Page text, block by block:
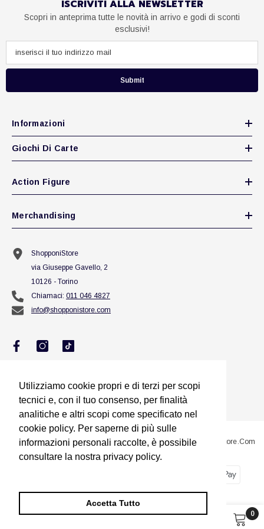
Utilizziamo cookie propri e di terzi per scopi
tecnici e, con il tuo consenso, per finalità
analitiche e altri scopi come specificato nel
cookie policy. Per saperne di più sulle
informazioni personali raccolte, è possibile
consultare la nostra privacy policy.
Accetta Tutto
Utilizziamo cookie propri e di terzi per scopi
tecnici e, con il tuo consenso, per finalità
analitiche e altri scopi come specificato nel
cookie policy. Per saperne di più sulle
informazioni personali raccolte, è possibile
consultare la nostra privacy policy.
Accetta Tutto
ISCRIVITI ALLA NEWSLETTER
Scopri in anteprima tutte le novità in arrivo e godi di sconti
esclusivi!
Submit
Informazioni
Giochi Di Carte
Action Figure
Merchandising
ShopponiStore
via Giuseppe Gavello, 2
10126 - Torino
Chiamaci: 011 046 4827
info@shopponistore.com
@2023 Sito Proprietà Di Squillario Jessica Titolare Di ShopponiStore.com
0